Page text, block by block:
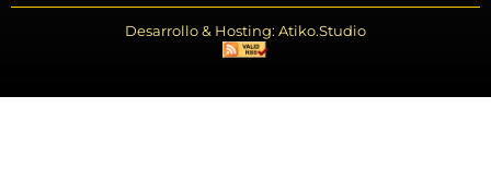
Desarrollo & Hosting: Atiko.Studio